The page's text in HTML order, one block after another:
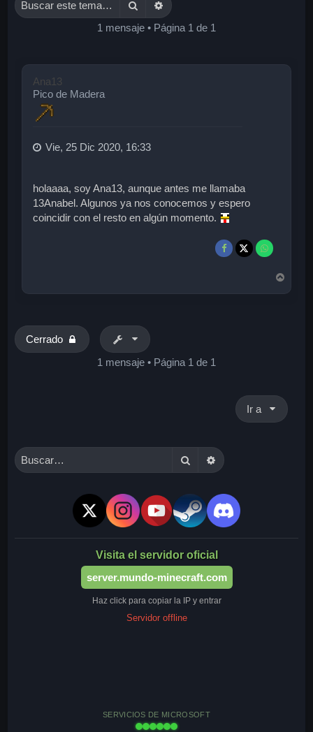
BuscarBúsqueda avanzada
1 mensaje • Página 1 de 1
Ana13
Pico de Madera
Vie, 25 Dic 2020, 16:33
holaaaa, soy Ana13, aunque antes me llamaba
13Anabel. Algunos ya nos conocemos y espero
coincidir con el resto en algún momento.
Cerrado
1 mensaje • Página 1 de 1
Ir a
BuscarBúsqueda avanzada
Visita el servidor oficial
server.mundo-minecraft.com
Haz click para copiar la IP y entrar
Servidor offline
SERVICIOS DE MICROSOFT